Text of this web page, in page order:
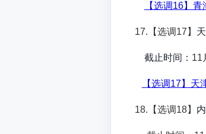
【选调16】
17.【选调17】
截止时间： 11
【选调17】
18.【选调18】